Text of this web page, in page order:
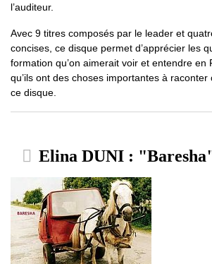
l’auditeur.
Avec 9 titres composés par le leader et
concises, ce disque permet d’apprécier les
formation qu’on aimerait voir et entendre en
qu’ils ont des choses importantes à
ce disque.
Elina DUNI :